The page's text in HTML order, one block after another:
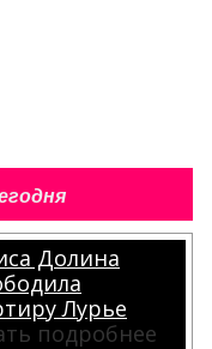
Долина
Лурье
подробнее